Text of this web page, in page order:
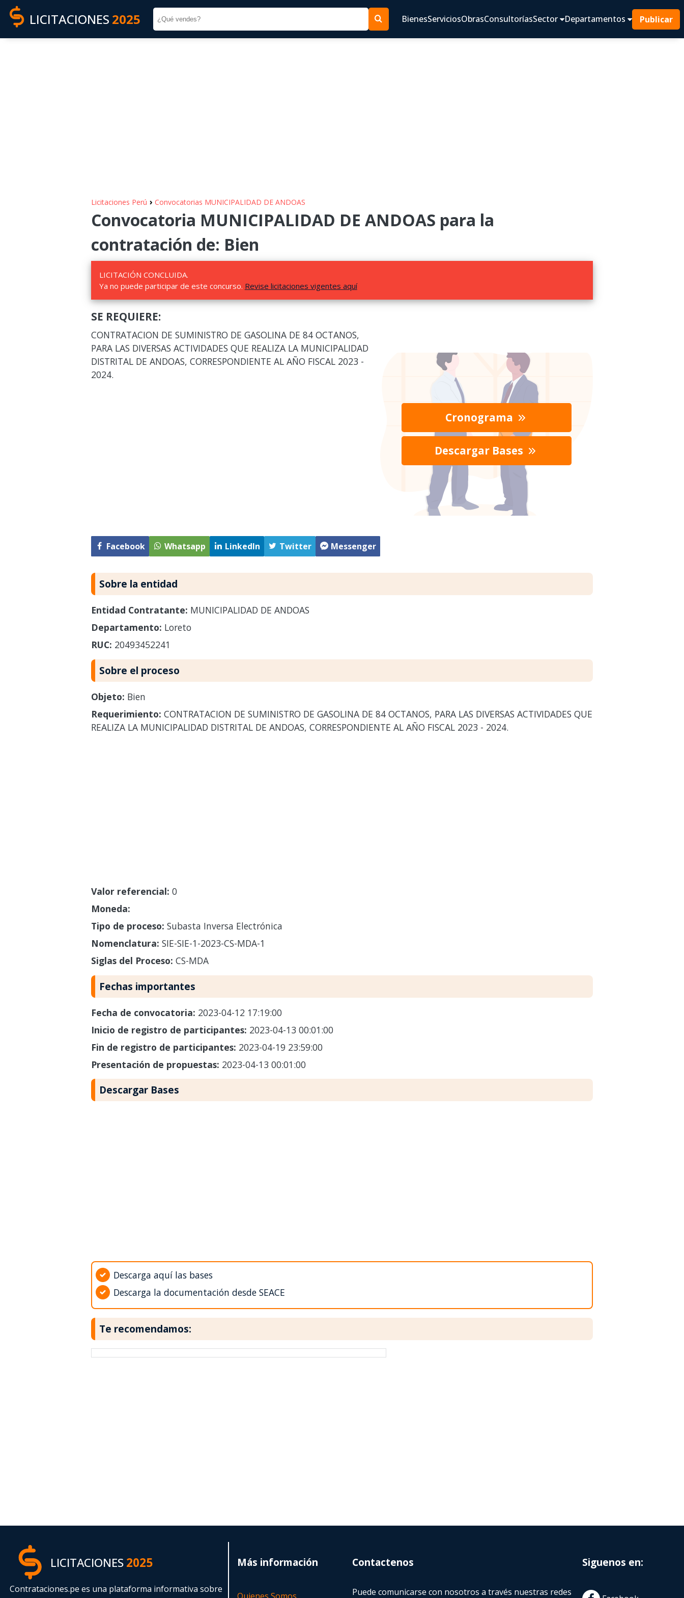
LICITACIONES 2025 BienesServiciosObrasConsultoríasSector Departamentos Publicar
Licitaciones Perú › Convocatorias MUNICIPALIDAD DE ANDOAS
Convocatoria MUNICIPALIDAD DE ANDOAS para la
contratación de: Bien
LICITACIÓN CONCLUIDA.
Ya no puede participar de este concurso. Revise licitaciones vigentes aquí
SE REQUIERE:
CONTRATACION DE SUMINISTRO DE GASOLINA DE 84 OCTANOS,
PARA LAS DIVERSAS ACTIVIDADES QUE REALIZA LA MUNICIPALIDAD
DISTRITAL DE ANDOAS, CORRESPONDIENTE AL AÑO FISCAL 2023 -
2024.
Facebook Whatsapp LinkedIn Twitter Messenger
Cronograma
Descargar Bases
Sobre la entidad
Entidad Contratante: MUNICIPALIDAD DE ANDOAS
Departamento: Loreto
RUC: 20493452241
Sobre el proceso
Objeto: Bien
Requerimiento: CONTRATACION DE SUMINISTRO DE GASOLINA DE 84 OCTANOS, PARA LAS DIVERSAS ACTIVIDADES QUE
REALIZA LA MUNICIPALIDAD DISTRITAL DE ANDOAS, CORRESPONDIENTE AL AÑO FISCAL 2023 - 2024.
Valor referencial: 0
Moneda:
Tipo de proceso: Subasta Inversa Electrónica
Nomenclatura: SIE-SIE-1-2023-CS-MDA-1
Siglas del Proceso: CS-MDA
Fechas importantes
Fecha de convocatoria: 2023-04-12 17:19:00
Inicio de registro de participantes: 2023-04-13 00:01:00
Fin de registro de participantes: 2023-04-19 23:59:00
Presentación de propuestas: 2023-04-13 00:01:00
Descargar Bases
Descarga aquí las bases
Descarga la documentación desde SEACE
Te recomendamos:
LICITACIONES2025
Contrataciones.pe es una plataforma informativa sobre
Más información
Quienes Somos
Contactenos
Puede comunicarse con nosotros a través nuestras redes
Siguenos en: